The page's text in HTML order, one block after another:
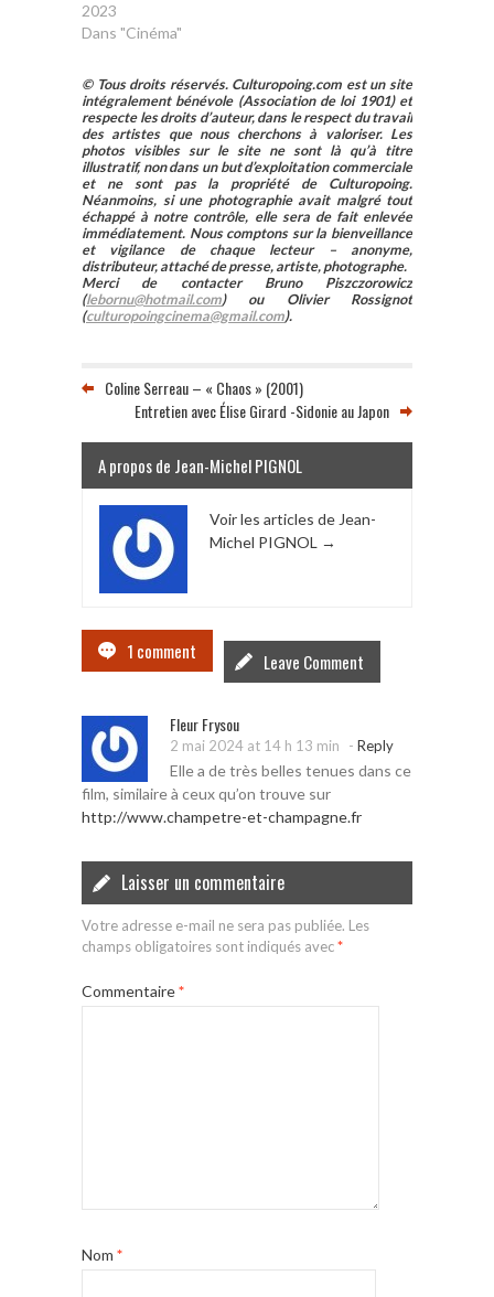
2023
Dans "Cinéma"
© Tous droits réservés. Culturopoing.com est un site
intégralement bénévole (Association de loi 1901) et
respecte les droits d’auteur, dans le respect du travail
des artistes que nous cherchons à valoriser. Les
photos visibles sur le site ne sont là qu’à titre
illustratif, non dans un but d’exploitation commerciale
et ne sont pas la propriété de Culturopoing.
Néanmoins, si une photographie avait malgré tout
échappé à notre contrôle, elle sera de fait enlevée
immédiatement. Nous comptons sur la bienveillance
et vigilance de chaque lecteur – anonyme,
distributeur, attaché de presse, artiste, photographe.
Merci de contacter Bruno Piszczorowicz
(lebornu@hotmail.com) ou Olivier Rossignot
(culturopoingcinema@gmail.com).
Coline Serreau – « Chaos » (2001)
Entretien avec Élise Girard -Sidonie au Japon
A propos de Jean-Michel PIGNOL
Voir les articles de Jean-
Michel PIGNOL →
1 comment Leave Comment
Fleur Frysou
2 mai 2024 at 14 h 13 min - Reply
Elle a de très belles tenues dans ce
film, similaire à ceux qu’on trouve sur
http://www.champetre-et-champagne.fr
Laisser un commentaire
Votre adresse e-mail ne sera pas publiée. Les
champs obligatoires sont indiqués avec*
Commentaire*
Nom *